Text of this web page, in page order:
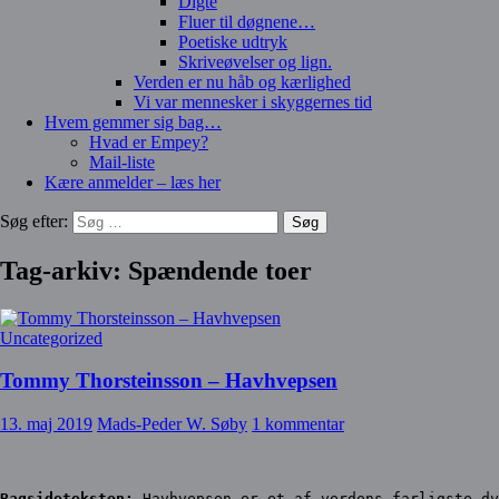
Fluer til døgnene…
Poetiske udtryk
Skriveøvelser og lign.
Verden er nu håb og kærlighed
Vi var mennesker i skyggernes tid
Hvem gemmer sig bag…
Hvad er Empey?
Mail-liste
Kære anmelder – læs her
Søg efter:
Tag-arkiv: Spændende toer
Uncategorized
Tommy Thorsteinsson – Havhvepsen
13. maj 2019 Mads-Peder W. Søby 1 kommentar